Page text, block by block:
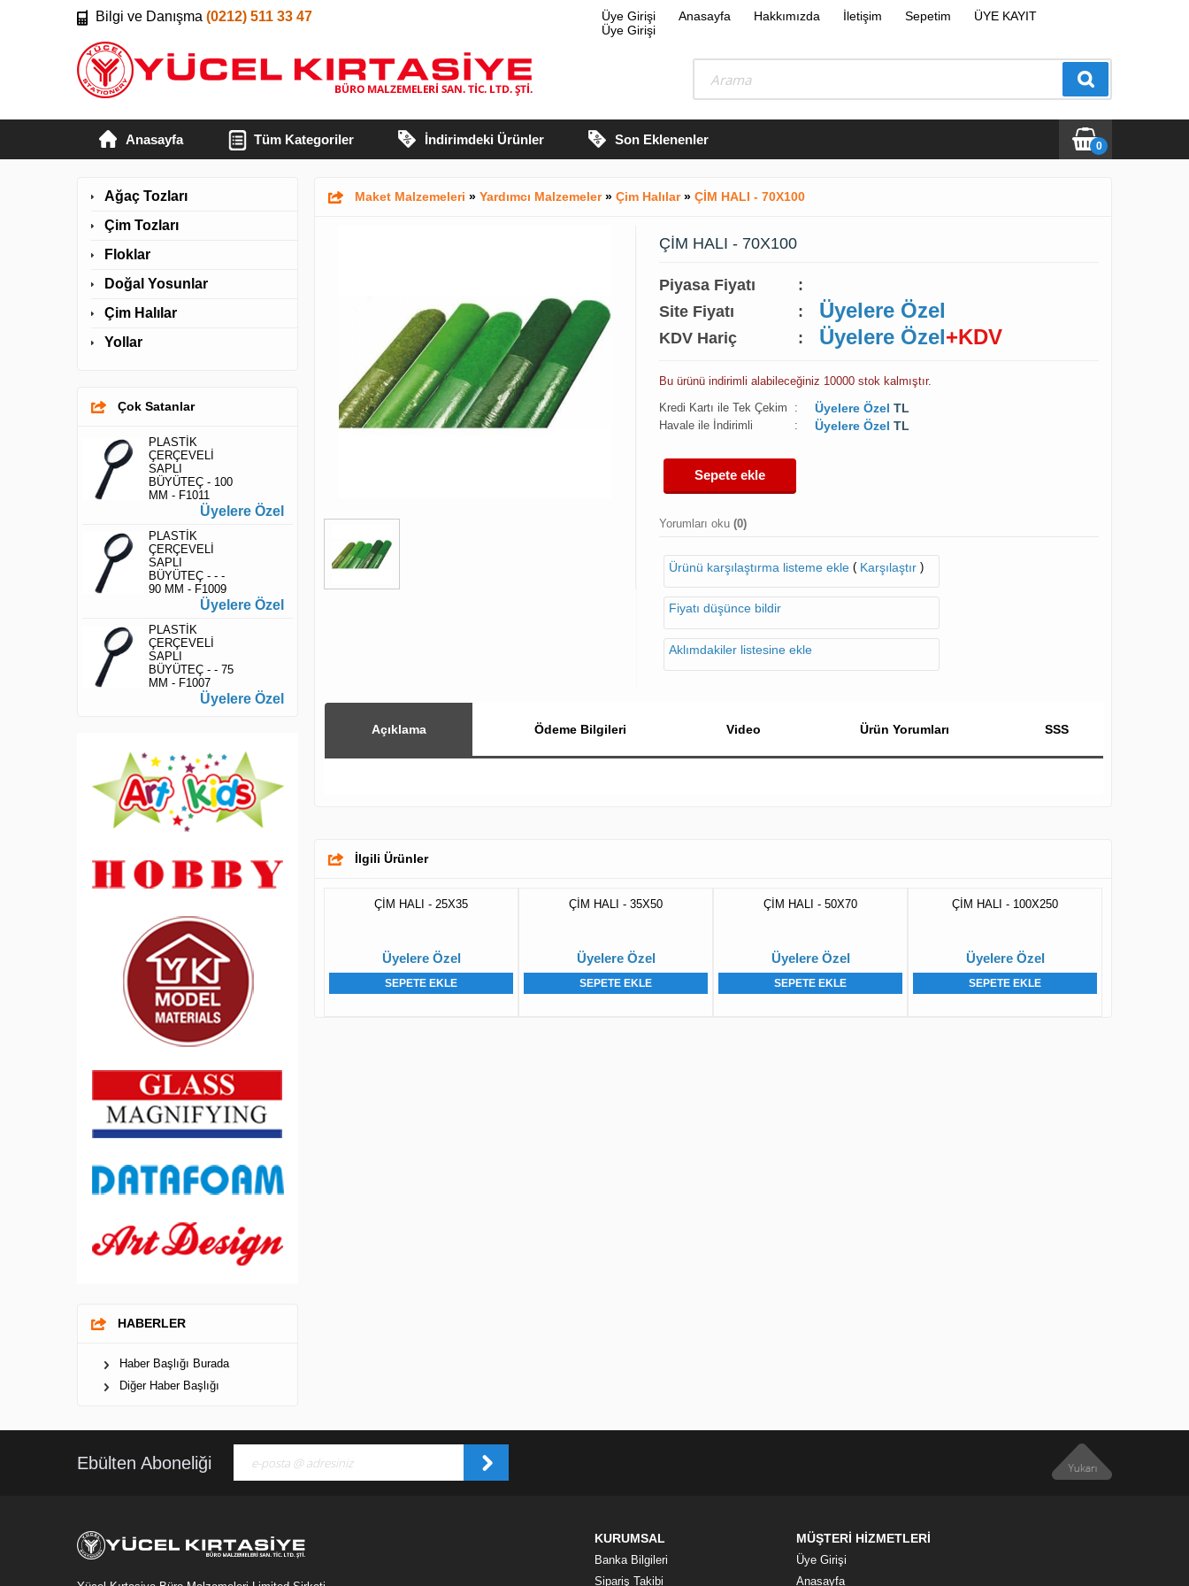
Bilgi ve Danışma (0212) 511 33 47 Üye Girişi Anasayfa Hakkımızda İletişim Sepetim
ÜYE KAYIT
Üye Girişi
Anasayfa Tüm Kategoriler İndirimdeki Ürünler Son Eklenenler 0
Ağaç Tozları
Çim Tozları
Floklar
Doğal Yosunlar
Çim Halılar
Yollar
Çok Satanlar
PLASTİK
ÇERÇEVELİ
SAPLI
BÜYÜTEÇ - 100
MM - F1011
Üyelere Özel
PLASTİK
ÇERÇEVELİ
SAPLI
BÜYÜTEÇ - - -
90 MM - F1009
Üyelere Özel
PLASTİK
ÇERÇEVELİ
SAPLI
BÜYÜTEÇ - - 75
MM - F1007
Üyelere Özel
HABERLER
Haber Başlığı Burada
Diğer Haber Başlığı
Maket Malzemeleri » Yardımcı Malzemeler» Çim Halılar» ÇİM HALI - 70X100
ÇİM HALI - 70X100
Piyasa Fiyatı
:
Site Fiyatı
: Üyelere Özel
KDV Hariç : Üyelere Özel+KDV
Bu ürünü indirimli alabileceğiniz 10000 stok kalmıştır.
Kredi Kartı ile Tek Çekim
: Üyelere Özel TL
Havale ile İndirimli : Üyelere Özel TL
Sepete ekle
Yorumları oku (0)
Ürünü karşılaştırma listeme ekle ( Karşılaştır )
Fiyatı düşünce bildir
Aklımdakiler listesine ekle
Açıklama Ödeme Bilgileri Video Ürün Yorumları SSS
İlgili Ürünler
ÇİM HALI - 25X35
Üyelere Özel
SEPETE EKLE
ÇİM HALI - 35X50
Üyelere Özel
SEPETE EKLE
ÇİM HALI - 50X70
Üyelere Özel
SEPETE EKLE
ÇİM HALI - 100X250
Üyelere Özel
SEPETE EKLE
Ebülten Aboneliği
KURUMSAL
Banka Bilgileri
Sipariş Takibi
MÜŞTERİ HİZMETLERİ
Üye Girişi
Anasayfa